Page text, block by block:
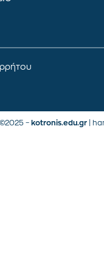
©2025 – kotronis.edu.gr|